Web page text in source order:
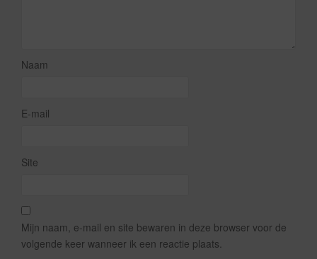
Naam
E-mail
Site
Mijn naam, e-mail en site bewaren in deze browser voor de
volgende keer wanneer ik een reactie plaats.